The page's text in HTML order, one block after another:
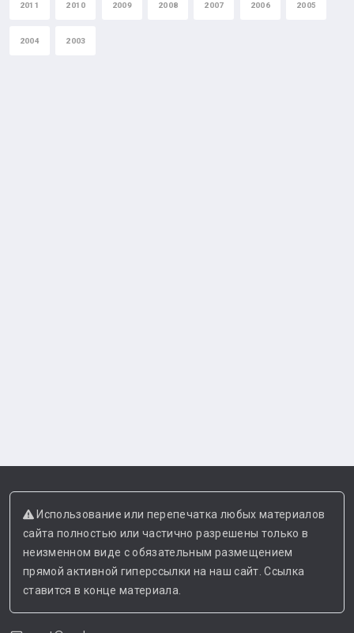
2011 2010 2009 2008 2007 2006 2005
2004 2003
Использование или перепечатка любых материалов
сайта полностью или частично разрешены только в
неизменном виде с обязательным размещением
прямой активной гиперссылки на наш сайт. Ссылка
ставится в конце материала.